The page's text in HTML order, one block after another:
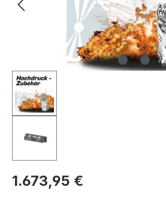
1.673,95 €